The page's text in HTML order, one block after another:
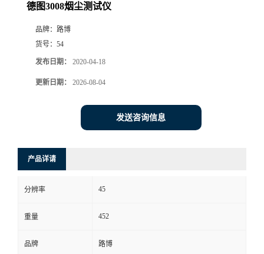
厅
联
系
方
式
德图3008烟尘测试仪
品牌： 路博
货号： 54
发布日期： 2020-04-18
更新日期： 2026-08-04
发送咨询信息
产品详请
分辨率 45
重量 452
品牌 路博